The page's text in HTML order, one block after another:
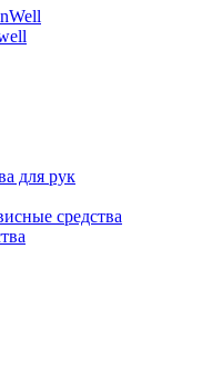
для рук
средства